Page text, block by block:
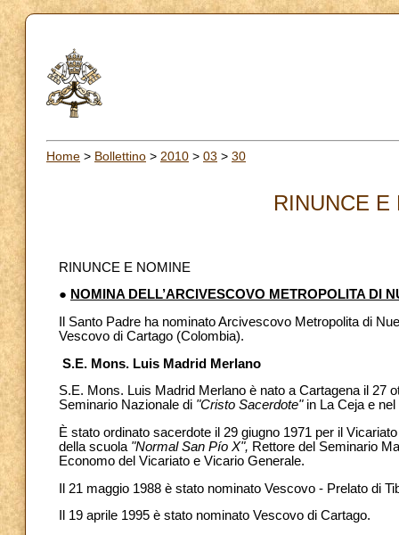
Home > Bollettino > 2010 > 03 > 30
RINUNCE E
RINUNCE E NOMINE
● NOMINA DELL’ARCIVESCOVO METROPOLITA DI
Il Santo Padre ha nominato Arcivescovo Metropolita di
Vescovo di Cartago (Colombia).
S.E. Mons. Luis Madrid Merlano
S.E. Mons. Luis Madrid Merlano è nato a Cartagena il 27
Seminario Nazionale di "Cristo Sacerdote"in La Ceja e nel
È stato ordinato sacerdote il 29 giugno 1971 per il
della scuola "Normal San Pío X", Rettore del Seminario
Economo del Vicariato e Vicario Generale.
Il 21 maggio 1988 è stato nominato Vescovo - Prelato di
Il 19 aprile 1995 è stato nominato Vescovo di Cartago.